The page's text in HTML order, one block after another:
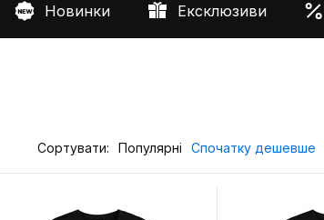
Новинки Ексклюзиви
Сортувати: Популярні Спочатку дешевше